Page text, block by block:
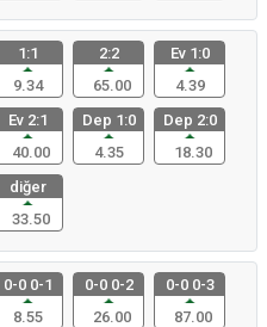
1:1
9.34
2:2
65.00
Ev 1:0
4.39
Ev 2:1
40.00
Dep 1:0
4.35
Dep 2:0
18.30
diğer
33.50
0-0 0-1
8.55
0-0 0-2
26.00
0-0 0-3
87.00